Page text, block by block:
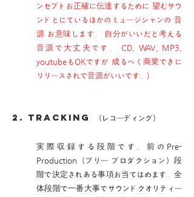
ンセプトお正確に伝達するために 望むサウ
ンドとにているほかのミュージシャンの 音
源 お意味します。 自分がいいだと考える
音源で大丈夫です。 CD, WAV, MP3,
youtubeもOKですが 成るべく商業できに
リリースされで音源がいいです。 )
2. TRACKING （レコーディング）
実際収録する段階です。前のPre-
Production（プリー プロダクション）段
階で決定されある事項お当てはめます。全
体段階で一番大事でサウンドクオリティー